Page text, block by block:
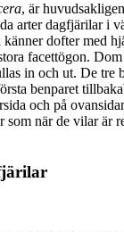
, är
arter dagfjärilar i
dofter med
facettögon.
in och ut. De tre
benparet
och på
som när de vilar är